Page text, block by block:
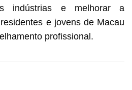
indústrias e melhorar a
e jovens de Macau
profissional.